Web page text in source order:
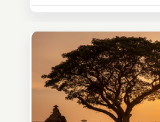
сделать для близкого
особенное. Не
масштабное, но тёплое
и запоминающееся :)